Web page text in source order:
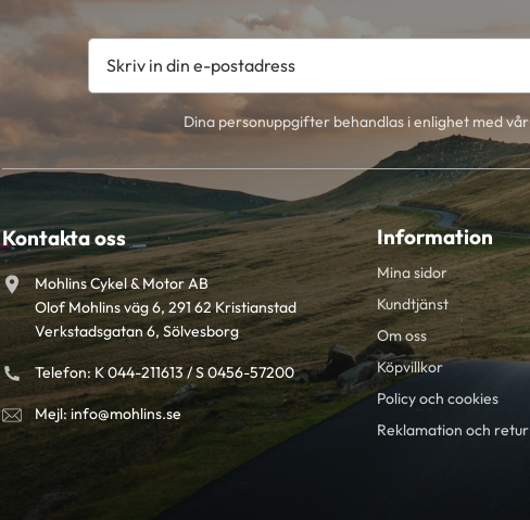
Dina personuppgifter behandlas i enlighet med vår
Kontakta oss
Mohlins Cykel & Motor AB
Olof Mohlins väg 6, 291 62 Kristianstad
Verkstadsgatan 6, Sölvesborg
Telefon: K 044-211613 / S 0456-57200
Mejl: info@mohlins.se
Information
Mina sidor
Kundtjänst
Om oss
Köpvillkor
Policy och cookies
Reklamation och retur